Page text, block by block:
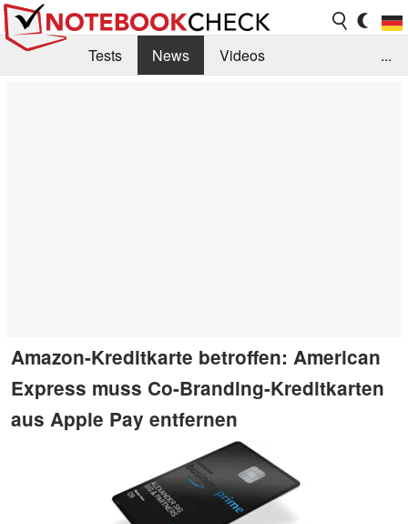
Tests News
Videos
...
Amazon-Kreditkarte betroffen: American
Express muss Co-Branding-Kreditkarten
aus Apple Pay entfernen